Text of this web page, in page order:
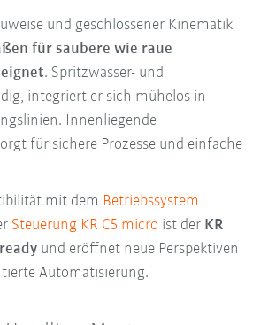
und geschlossener Kinematik
für saubere wie raue
. Spritzwasser- und
integriert er sich mühelos in
Innenliegende
für sichere Prozesse und einfache
mit dem Betriebssystem
Steuerung KR C5 micro ist der KR
und eröffnet neue Perspektiven
Automatisierung.